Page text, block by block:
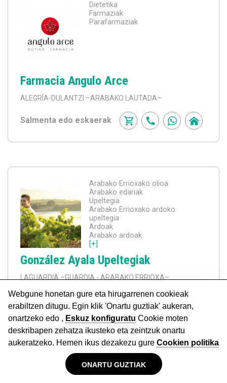
Dietetika
Farmaziak
Parafarmaziak
Farmacia Angulo Arce
ALEGRÍA-DULANTZI –ARABAKO LAUTADA–
Salmenta edo eskaerak
Arabako Errioxako olioa
Arabako edariak
Upeltegia
Arabako Errioxako ardoko
upeltegia
Ardoak
Arabako ardoak
[+]
González Ayala Upeltegiak
LAGUARDIA –GUARDIA - ARABAKO ERRIOXA–
Salmenta edo eskaerak
Eraikuntza
Elektrizitatea instalazioak